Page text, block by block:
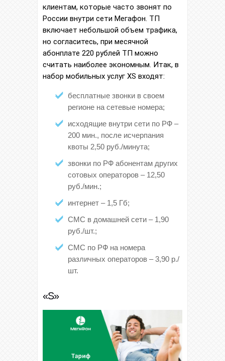
клиентам, которые часто звонят по
России внутри сети Мегафон. ТП
включает небольшой объем трафика,
но согласитесь, при месячной
абонплате 220 рублей ТП можно
считать наиболее экономным. Итак, в
набор мобильных услуг XS входят:
бесплатные звонки в своем
регионе на сетевые номера;
исходящие внутри сети по РФ –
200 мин., после исчерпания
квоты 2,50 руб./минута;
звонки по РФ абонентам других
сотовых операторов – 12,50
руб./мин.;
интернет – 1,5 Гб;
СМС в домашней сети – 1,90
руб./шт.;
СМС по РФ на номера
различных операторов – 3,90 р./
шт.
«S»